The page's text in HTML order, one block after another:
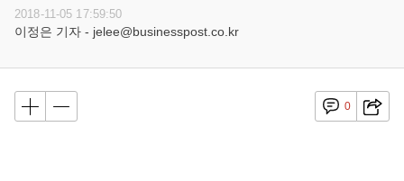
2018-11-05 17:59:50
이정은 기자 - jelee@businesspost.co.kr
0